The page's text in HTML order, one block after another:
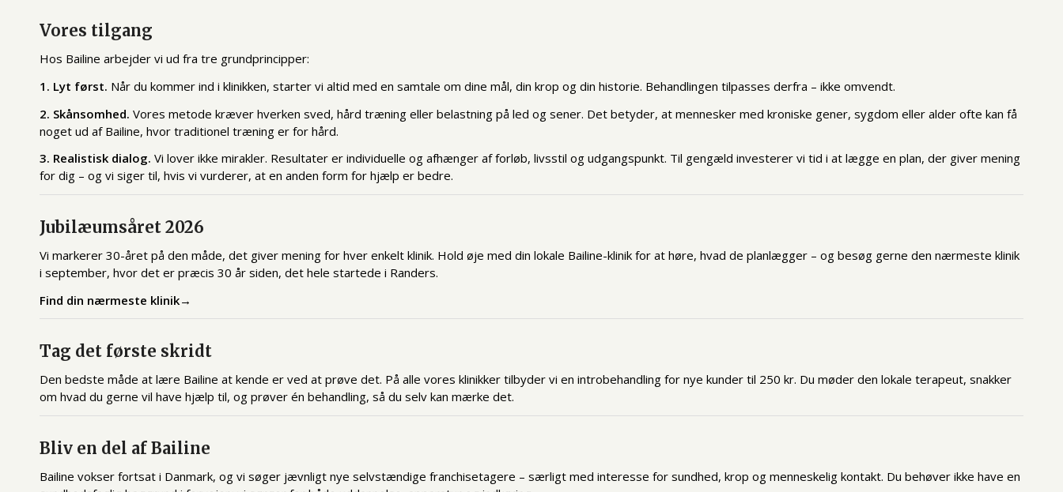
Vores tilgang
Hos Bailine arbejder vi ud fra tre grundprincipper:
1. Lyt først. Når du kommer ind i klinikken, starter vi altid med en samtale om dine mål, din krop og din historie. Behandlingen tilpasses derfra – ikke omvendt.
2. Skånsomhed. Vores metode kræver hverken sved, hård træning eller belastning på led og sener. Det betyder, at mennesker med kroniske gener, sygdom eller alder ofte kan få
noget ud af Bailine, hvor traditionel træning er for hård.
3. Realistisk dialog. Vi lover ikke mirakler. Resultater er individuelle og afhænger af forløb, livsstil og udgangspunkt. Til gengæld investerer vi tid i at lægge en plan, der giver mening
for dig – og vi siger til, hvis vi vurderer, at en anden form for hjælp er bedre.
Jubilæumsåret 2026
Vi markerer 30-året på den måde, det giver mening for hver enkelt klinik. Hold øje med din lokale Bailine-klinik for at høre, hvad de planlægger – og besøg gerne den nærmeste klinik
i september, hvor det er præcis 30 år siden, det hele startede i Randers.
Find din nærmeste klinik→
Tag det første skridt
Den bedste måde at lære Bailine at kende er ved at prøve det. På alle vores klinikker tilbyder vi en introbehandling for nye kunder til 250 kr. Du møder den lokale terapeut, snakker
om hvad du gerne vil have hjælp til, og prøver én behandling, så du selv kan mærke det.
Bliv en del af Bailine
Bailine vokser fortsat i Danmark, og vi søger jævnligt nye selvstændige franchisetagere – særligt med interesse for sundhed, krop og menneskelig kontakt. Du behøver ikke have en